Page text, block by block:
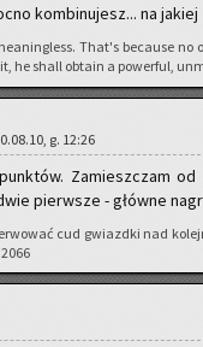
kom­bi­nu­jesz... na
That's be­cau­se
he shall ob­ta­in a po­wer­ful,
g. 12:26
Za­miesz­czam
pierw­sze - głów­ne
cud gwiazd­ki nad